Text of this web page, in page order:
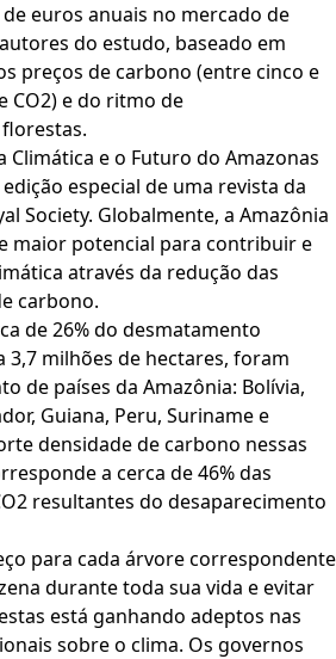
euros anuais no mercado de
do estudo, baseado em
preços de carbono (entre cinco e
CO2) e do ritmo de
Climática e o Futuro do Amazonas
especial de uma revista da
Society. Globalmente, a Amazônia
maior potencial para contribuir e
através da redução das
carbono.
de 26% do desmatamento
3,7 milhões de hectares, foram
de países da Amazônia: Bolívia,
Guiana, Peru, Suriname e
densidade de carbono nessas
a cerca de 46% das
resultantes do desaparecimento
para cada árvore correspondente
durante toda sua vida e evitar
está ganhando adeptos nas
sobre o clima. Os governos